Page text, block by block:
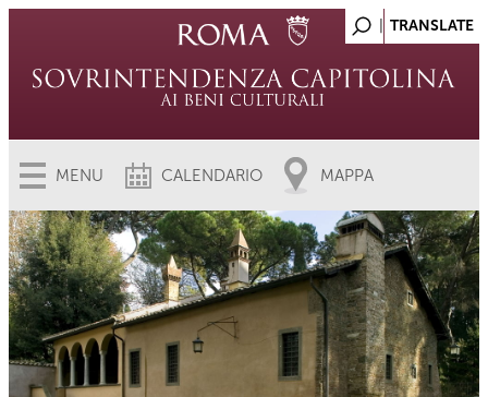
MENU CALENDARIO MAPPA